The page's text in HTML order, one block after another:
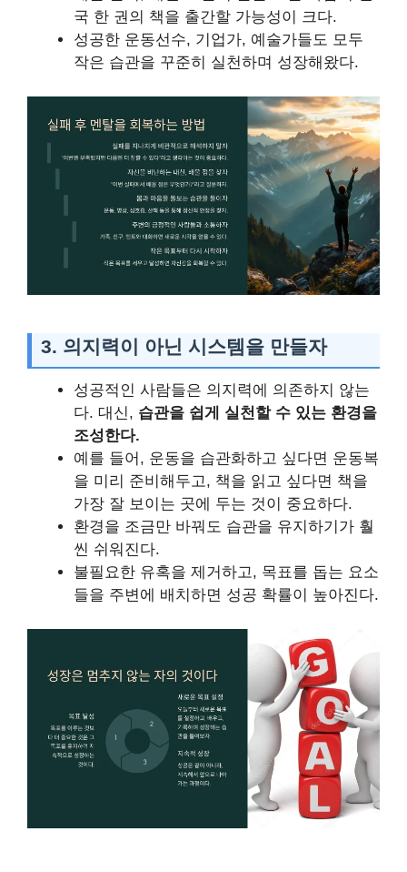
국 한 권의 책을 출간할 가능성이 크다.
성공한 운동선수, 기업가, 예술가들도 모두
작은 습관을 꾸준히 실천하며 성장해왔다.
3. 의지력이 아닌 시스템을 만들자
성공적인 사람들은 의지력에 의존하지 않는
다. 대신, 습관을 쉽게 실천할 수 있는 환경을
조성한다.
예를 들어, 운동을 습관화하고 싶다면 운동복
을 미리 준비해두고, 책을 읽고 싶다면 책을
가장 잘 보이는 곳에 두는 것이 중요하다.
환경을 조금만 바꿔도 습관을 유지하기가 훨
씬 쉬워진다.
불필요한 유혹을 제거하고, 목표를 돕는 요소
들을 주변에 배치하면 성공 확률이 높아진다.